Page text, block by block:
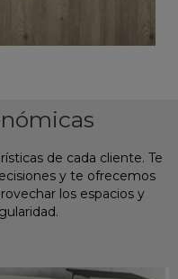
de cada cliente. Te
y te ofrecemos
los espacios y